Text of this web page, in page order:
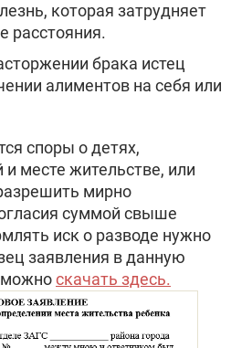
которая затрудняет
расстояния.
брака истец
алиментов на себя или
споры о детях,
месте жительстве, или
мирно
суммой свыше
иск о разводе нужно
заявления в данную
скачать здесь.